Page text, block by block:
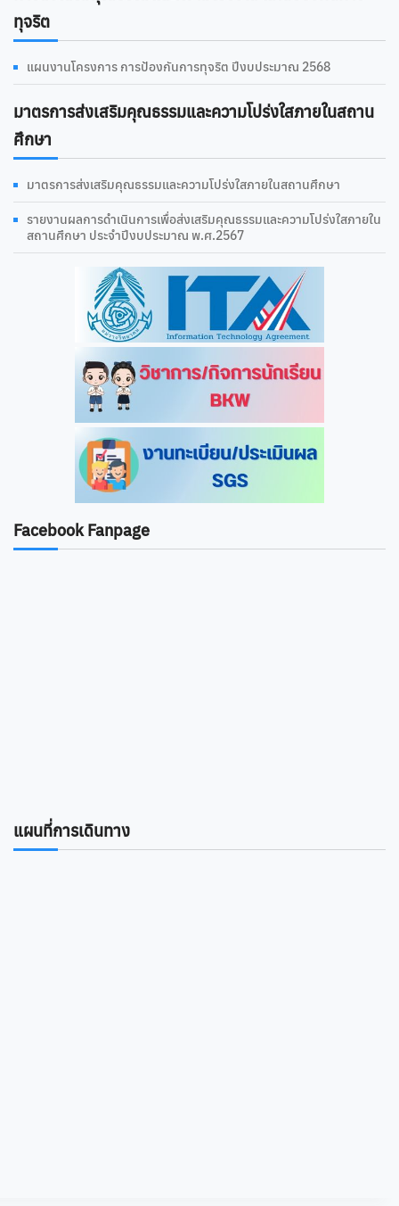
ทุจริต
แผนงานโครงการ การป้องกันการทุจริต ปีงบประมาณ 2568
มาตรการส่งเสริมคุณธรรมและความโปร่งใสภายในสถาน
ศึกษา
มาตรการส่งเสริมคุณธรรมและความโปร่งใสภายในสถานศึกษา
รายงานผลการดําเนินการเพื่อส่งเสริมคุณธรรมและความโปร่งใสภายใน
สถานศึกษา ประจำปีงบประมาณ พ.ศ.2567
Facebook Fanpage
แผนที่การเดินทาง